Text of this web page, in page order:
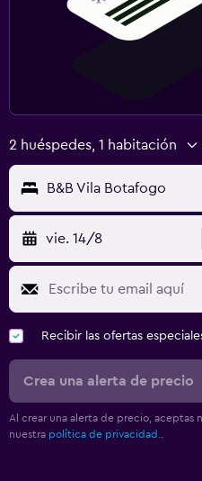
2 huéspedes, 1 habitación
B&B Vila Botafogo
vie. 14/8
Recibir las ofertas
Crea una alerta de precio
Al crear una alerta de precio, aceptas
nuestra política de privacidad.